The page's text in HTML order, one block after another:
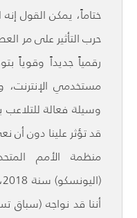
ختاماً، يمكن القول
حرب التأثير على مر
رقمياً جديداً وقوياً
مستخدمي الإنترنت،
وسيلة فعالة للتلاعب
قد تؤثر علينا دون أن
منظمة الأمم
أننا قد نواجه (سباق